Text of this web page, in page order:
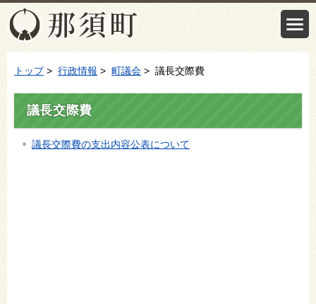
トップ> 行政情報 > 町議会 > 議長交際費
議長交際費
議長交際費の支出内容公表について